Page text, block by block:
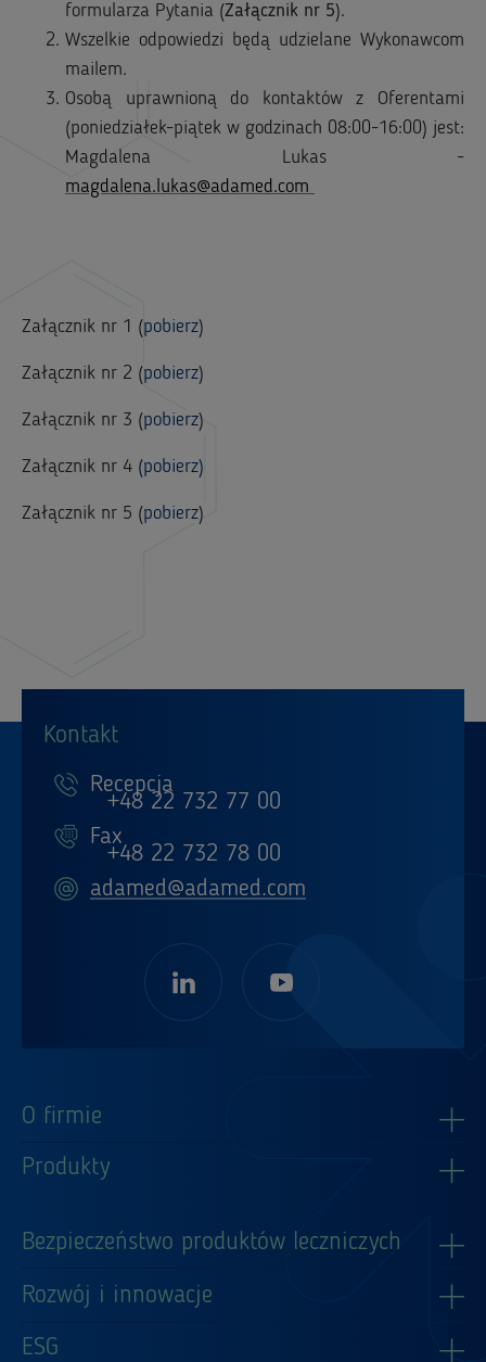
formularza Pytania (Załącznik nr 5).
Wszelkie odpowiedzi będą udzielane Wykonawcom
mailem.
Osobą uprawnioną do kontaktów z Oferentami
(poniedziałek-piątek w godzinach 08:00-16:00) jest:
Magdalena Lukas -
magdalena.lukas@adamed.com
Załącznik nr 1 (pobierz)
Załącznik nr 2 (pobierz)
Załącznik nr 3 (pobierz)
Załącznik nr 4 (pobierz)
Załącznik nr 5 (pobierz)
O firmie
Produkty
Bezpieczeństwo produktów leczniczych
Rozwój i innowacje
ESG
Kontakt
Recepcja
+48 22 732 77 00
Fax
+48 22 732 78 00
adamed@adamed.com